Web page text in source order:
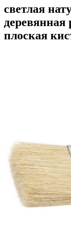
светлая
плоская